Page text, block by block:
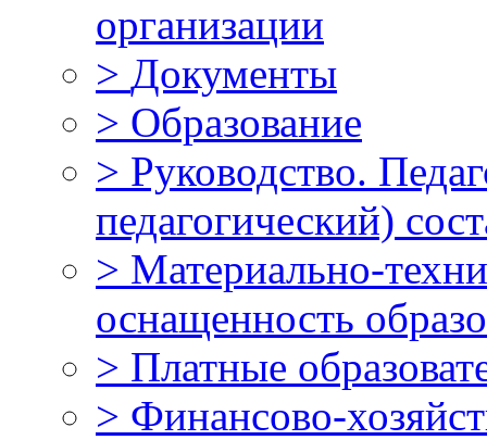
организации
> Документы
> Образование
> Руководство.
педагогический)
> Материально-
оснащенность
> Платные
> Финансово-